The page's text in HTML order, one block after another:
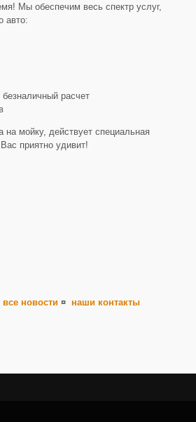
Мы обеспечим весь спектр услуг,
авто:
расчет
на мойку, действует специальная
приятно удивит!
все новости ¤ наши контакты